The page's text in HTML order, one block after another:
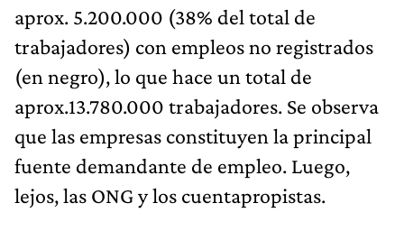
aprox. 5.200.000 (38% del total de
trabajadores) con empleos no registrados
(en negro), lo que hace un total de
aprox.13.780.000 trabajadores. Se observa
que las empresas constituyen la principal
fuente demandante de empleo. Luego,
lejos, las ONG y los cuentapropistas.